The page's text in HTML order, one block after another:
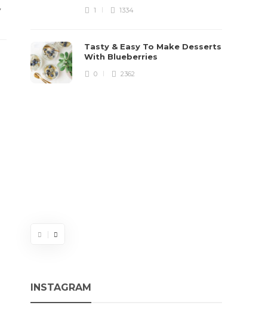
1 1334
Tasty & Easy To Make Desserts
With Blueberries
0 2362
INSTAGRAM